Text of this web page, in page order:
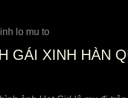
lo mu to
GÁI XINH HÀN